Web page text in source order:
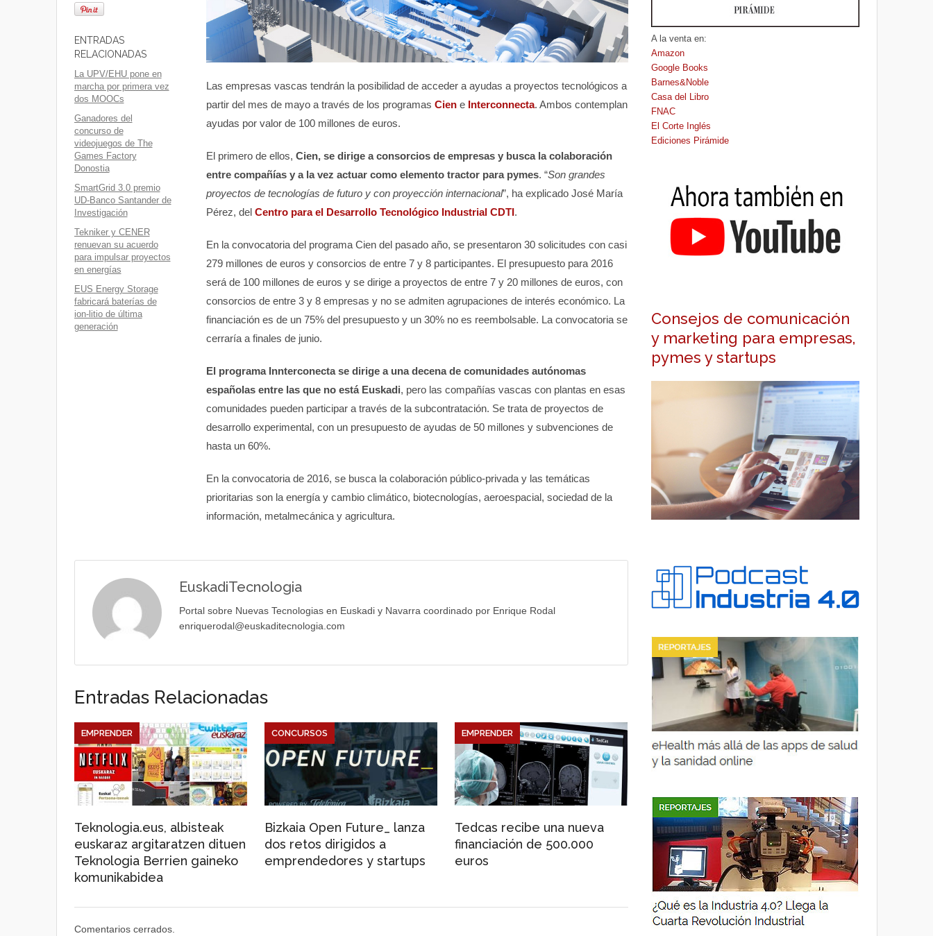
ENTRADAS
RELACIONADAS
La UPV/EHU pone en
marcha por primera vez
dos MOOCs
Ganadores del
concurso de
videojuegos de The
Games Factory
Donostia
SmartGrid 3.0 premio
UD-Banco Santander de
Investigación
Tekniker y CENER
renuevan su acuerdo
para impulsar proyectos
en energías
EUS Energy Storage
fabricará baterías de
ion-litio de última
generación
Las empresas vascas tendrán la posibilidad de acceder a ayudas a proyectos tecnológicos a
partir del mes de mayo a través de los programas Cien e Interconnecta. Ambos contemplan
ayudas por valor de 100 millones de euros.
El primero de ellos, Cien, se dirige a consorcios de empresas y busca la colaboración
entre compañías y a la vez actuar como elemento tractor para pymes. “Son grandes
proyectos de tecnologías de futuro y con proyección internacional”, ha explicado José María
Pérez, del Centro para el Desarrollo Tecnológico Industrial CDTI.
En la convocatoria del programa Cien del pasado año, se presentaron 30 solicitudes con casi
279 millones de euros y consorcios de entre 7 y 8 participantes. El presupuesto para 2016
será de 100 millones de euros y se dirige a proyectos de entre 7 y 20 millones de euros, con
consorcios de entre 3 y 8 empresas y no se admiten agrupaciones de interés económico. La
financiación es de un 75% del presupuesto y un 30% no es reembolsable. La convocatoria se
cerraría a finales de junio.
El programa Innterconecta se dirige a una decena de comunidades autónomas
españolas entre las que no está Euskadi, pero las compañías vascas con plantas en esas
comunidades pueden participar a través de la subcontratación. Se trata de proyectos de
desarrollo experimental, con un presupuesto de ayudas de 50 millones y subvenciones de
hasta un 60%.
En la convocatoria de 2016, se busca la colaboración público-privada y las temáticas
prioritarias son la energía y cambio climático, biotecnologías, aeroespacial, sociedad de la
información, metalmecánica y agricultura.
EuskadiTecnologia
Portal sobre Nuevas Tecnologias en Euskadi y Navarra coordinado por Enrique Rodal
enriquerodal@euskaditecnologia.com
Entradas Relacionadas
Teknologia.eus, albisteak
euskaraz argitaratzen dituen
Teknologia Berrien gaineko
komunikabidea
EMPRENDER
Bizkaia Open Future_ lanza
dos retos dirigidos a
emprendedores y startups
CONCURSOS
Tedcas recibe una nueva
financiación de 500.000
euros
EMPRENDER
Comentarios cerrados.
A la venta en:
Amazon
Google Books
Barnes&Noble
Casa del Libro
FNAC
El Corte Inglés
Ediciones Pirámide
Consejos de comunicación
y marketing para empresas,
pymes y startups